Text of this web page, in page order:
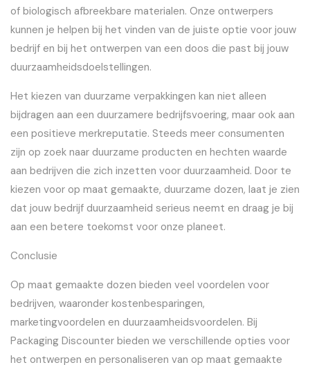
of biologisch afbreekbare materialen. Onze ontwerpers
kunnen je helpen bij het vinden van de juiste optie voor jouw
bedrijf en bij het ontwerpen van een doos die past bij jouw
duurzaamheidsdoelstellingen.
Het kiezen van duurzame verpakkingen kan niet alleen
bijdragen aan een duurzamere bedrijfsvoering, maar ook aan
een positieve merkreputatie. Steeds meer consumenten
zijn op zoek naar duurzame producten en hechten waarde
aan bedrijven die zich inzetten voor duurzaamheid. Door te
kiezen voor op maat gemaakte, duurzame dozen, laat je zien
dat jouw bedrijf duurzaamheid serieus neemt en draag je bij
aan een betere toekomst voor onze planeet.
Conclusie
Op maat gemaakte dozen bieden veel voordelen voor
bedrijven, waaronder kostenbesparingen,
marketingvoordelen en duurzaamheidsvoordelen. Bij
Packaging Discounter bieden we verschillende opties voor
het ontwerpen en personaliseren van op maat gemaakte